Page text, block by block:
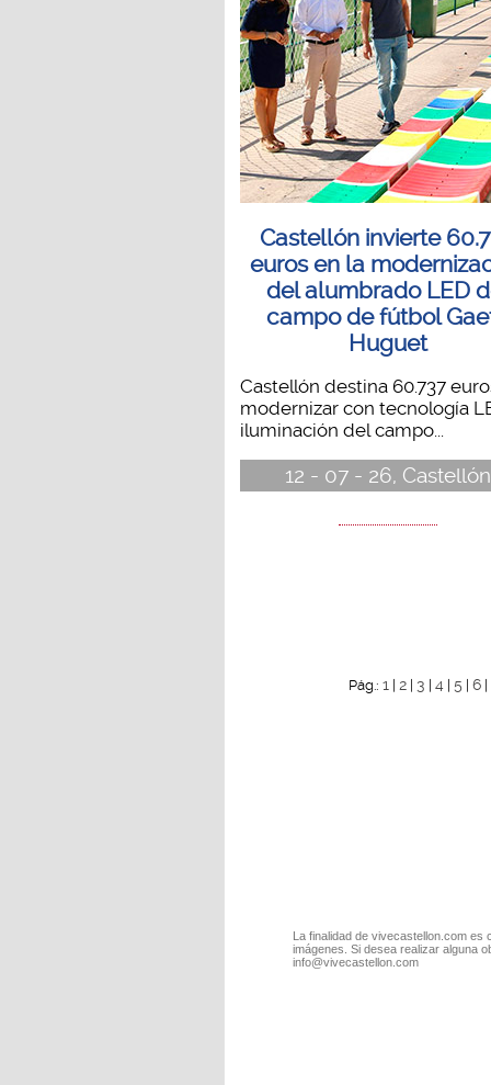
Castellón invierte
euros en la
del alumbrado LED
campo de fútbol
Huguet
Castellón destina 60.737
modernizar con tecnología
iluminación del campo...
12 - 07 - 26, Castellón
Pág.: 1| 2| 3 4| 5| 6|
La finalidad de vivecastellon.com
imágenes. Si desea realizar alguna
info@vivecastellon.com